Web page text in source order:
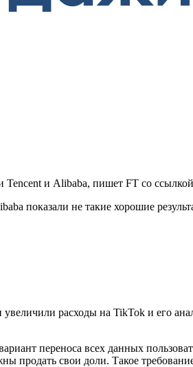
и Alibaba, пишет FT со
показали не такие хорошие
расходы на TikTok и его
переноса всех данных
продать свои доли. Такое